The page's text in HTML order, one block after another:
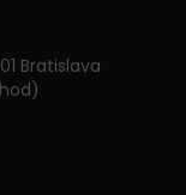
Bratislava